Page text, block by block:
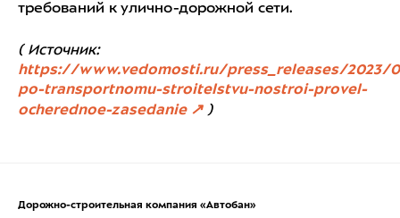
требований к улично-дорожной сети.
( Источник:
https://www.vedomosti.ru/press_releases/2023/
po-transportnomu-stroitelstvu-nostroi-provel-
ocherednoe-zasedanie
)
Дорожно-строительная компания «Автобан»